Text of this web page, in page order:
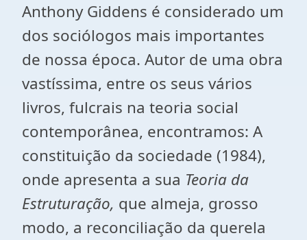
Anthony Giddens é considerado um
dos sociólogos mais importantes
de nossa época. Autor de uma obra
vastíssima, entre os seus vários
livros, fulcrais na teoria social
contemporânea, encontramos: A
constituição da sociedade (1984),
onde apresenta a sua Teoria da
Estruturação, que almeja, grosso
modo, a reconciliação da querela